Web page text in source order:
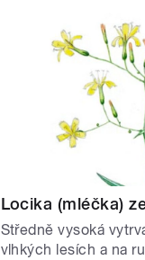
Locika (mléčka)
Středně vysoká
vlhkých lesích a na